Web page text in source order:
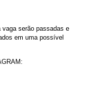
serão passadas e
em uma possível